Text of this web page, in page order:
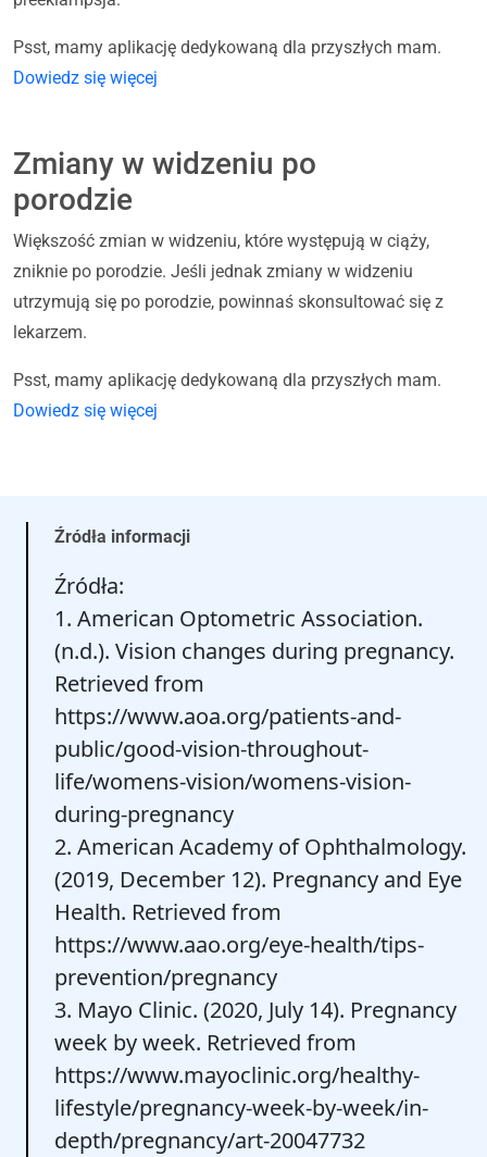
Psst, mamy aplikację dedykowaną dla przyszłych mam.
Dowiedz się więcej
Zmiany w widzeniu po
porodzie
Większość zmian w widzeniu, które występują w ciąży,
zniknie po porodzie. Jeśli jednak zmiany w widzeniu
utrzymują się po porodzie, powinnaś skonsultować się z
lekarzem.
Psst, mamy aplikację dedykowaną dla przyszłych mam.
Dowiedz się więcej
Źródła informacji
Źródła:
1. American Optometric Association.
(n.d.). Vision changes during pregnancy.
Retrieved from
https://www.aoa.org/patients-and-
public/good-vision-throughout-
life/womens-vision/womens-vision-
during-pregnancy
2. American Academy of Ophthalmology.
(2019, December 12). Pregnancy and Eye
Health. Retrieved from
https://www.aao.org/eye-health/tips-
prevention/pregnancy
3. Mayo Clinic. (2020, July 14). Pregnancy
week by week. Retrieved from
https://www.mayoclinic.org/healthy-
lifestyle/pregnancy-week-by-week/in-
depth/pregnancy/art-20047732